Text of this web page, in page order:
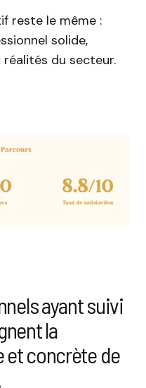
reste le même :
solide,
du secteur.
ayant suivi
la
et concrète de